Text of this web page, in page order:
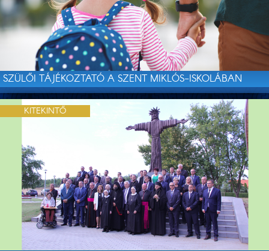
SZÜLŐI TÁJÉKOZTATÓ A SZENT MIKLÓS-ISKOLÁBAN
KITEKINTŐ